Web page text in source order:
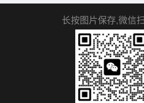
长按图片保存,微信